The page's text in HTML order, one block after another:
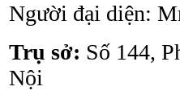
Tủ an toàn sinh học
Người đại diện:
Trụ sở: Số 144,
Nội